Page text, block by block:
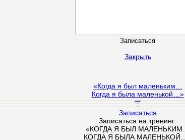
Закрыть
«Когда я был маленьким…
Когда я была маленькой…»
Записаться
Записаться на тренинг:
«КОГДА Я БЫЛ МАЛЕНЬКИМ…
КОГДА Я БЫЛА